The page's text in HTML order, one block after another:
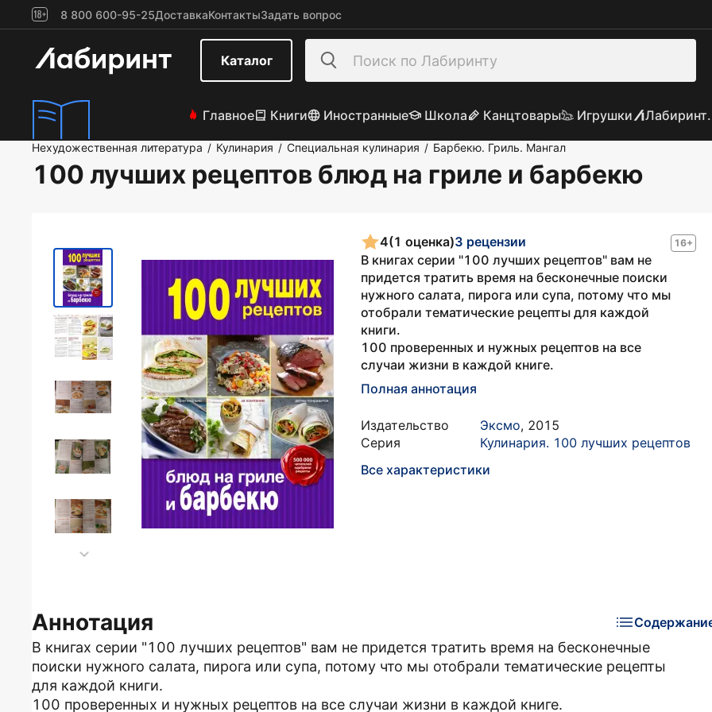
8 800 600-95-25ДоставкаКонтактыЗадать вопрос
Каталог
Главное Книги Иностранные Школа Канцтовары Игрушки
Нехудожественная литература / Кулинария / Специальная кулинария / Барбекю. Гриль. Мангал
100 лучших рецептов блюд на гриле и барбекю
16+
4(1 оценка)3 рецензии
В книгах серии "100 лучших рецептов" вам не
придется тратить время на бесконечные поиски
нужного салата, пирога или супа, потому что мы
отобрали тематические рецепты для каждой
книги.
100 проверенных и нужных рецептов на все
случаи жизни в каждой книге.
Полная аннотация
Издательство Эксмо, 2015
Серия
Кулинария. 100 лучших рецептов
Все характеристики
Аннотация
В книгах серии "100 лучших рецептов" вам не придется тратить время на бесконечные
поиски нужного салата, пирога или супа, потому что мы отобрали тематические рецепты
для каждой книги.
100 проверенных и нужных рецептов на все случаи жизни в каждой книге.